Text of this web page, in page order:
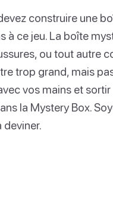
construire une
à ce jeu. La boîte
ou tout autre
trop grand, mais
vos mains et
la Mystery Box.